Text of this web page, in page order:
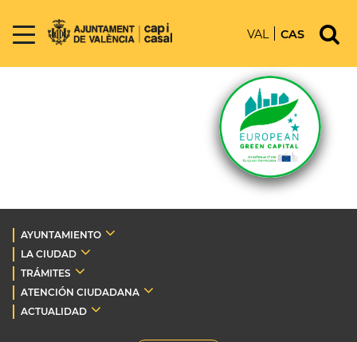
VAL CAS
AYUNTAMIENTO
LA CIUDAD
TRÁMITES
ATENCIÓN CIUDADANA
ACTUALIDAD